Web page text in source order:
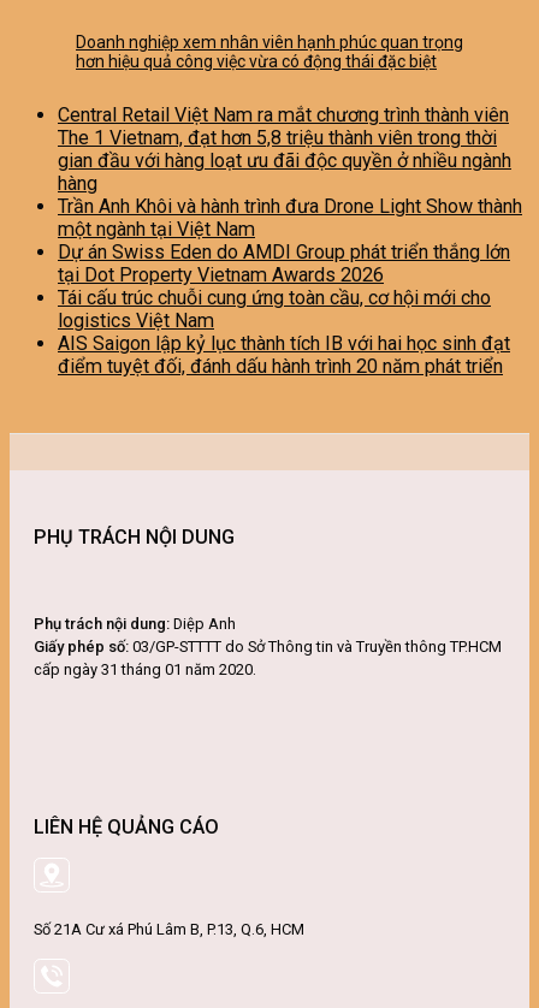
Doanh nghiệp xem nhân viên hạnh phúc quan trọng
hơn hiệu quả công việc vừa có động thái đặc biệt
Central Retail Việt Nam ra mắt chương trình thành viên
The 1 Vietnam, đạt hơn 5,8 triệu thành viên trong thời
gian đầu với hàng loạt ưu đãi độc quyền ở nhiều ngành
hàng
Trần Anh Khôi và hành trình đưa Drone Light Show thành
một ngành tại Việt Nam
Dự án Swiss Eden do AMDI Group phát triển thắng lớn
tại Dot Property Vietnam Awards 2026
Tái cấu trúc chuỗi cung ứng toàn cầu, cơ hội mới cho
logistics Việt Nam
AIS Saigon lập kỷ lục thành tích IB với hai học sinh đạt
điểm tuyệt đối, đánh dấu hành trình 20 năm phát triển
PHỤ TRÁCH NỘI DUNG
Phụ trách nội dung: Diệp Anh
Giấy phép số: 03/GP-STTTT do Sở Thông tin và Truyền thông TP.HCM
cấp ngày 31 tháng 01 năm 2020.
LIÊN HỆ QUẢNG CÁO
Số 21A Cư xá Phú Lâm B, P.13, Q.6, HCM